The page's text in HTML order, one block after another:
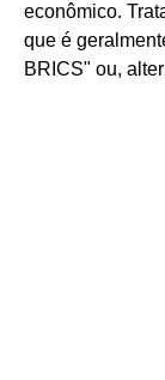
econômico.
que é
BRICS" ou,